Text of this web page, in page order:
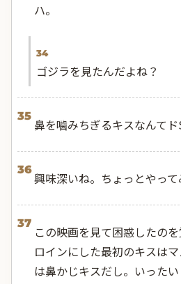
ハ。
34
ゴジラを見たんだよね？
35
鼻を噛みちぎるキスなんてド
36
興味深いね。ちょっとやって
37
この映画を見て困惑したの
ロインにした最初のキスは
は鼻かじキスだし。いった